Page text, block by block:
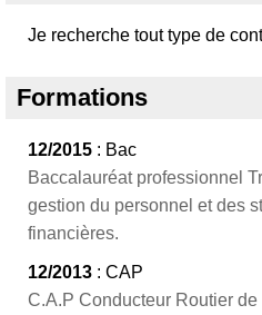
Je recherche tout type de
Formations
12/2015 : Bac
Baccalauréat professionnel
gestion du personnel et des
financières.
12/2013 : CAP
C.A.P Conducteur Routier